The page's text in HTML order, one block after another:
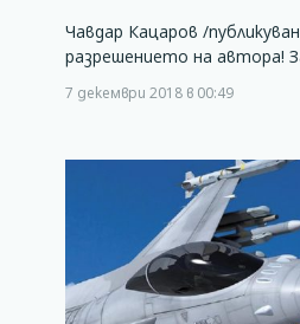
Чавдар Кацаров /
разрешението на автора!
7 декември 2018 в 00:49